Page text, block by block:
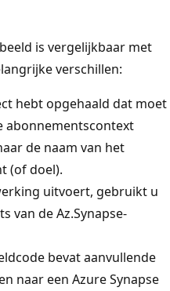
is vergelijkbaar met
verschillen:
hebt opgehaald dat moet
abonnementscontext
de naam van het
(of doel).
uitvoert, gebruikt u
van de Az.Synapse-
bevat aanvullende
naar een Azure Synapse